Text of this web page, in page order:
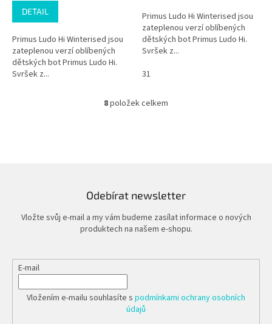
DETAIL
Primus Ludo Hi Winterised jsou
zateplenou verzí oblíbených
dětských bot Primus Ludo Hi.
Svršek z...
Primus Ludo Hi Winterised jsou
zateplenou verzí oblíbených
dětských bot Primus Ludo Hi.
Svršek z...
31
O
p
r
v
k
v
i
s
u
8položek celkem
Odebírat newsletter
Vložte svůj e-mail a my vám budeme zasílat informace o nových
produktech na našem e-shopu.
E-mail
Vložením e-mailu souhlasíte s podmínkami ochrany osobních
údajů